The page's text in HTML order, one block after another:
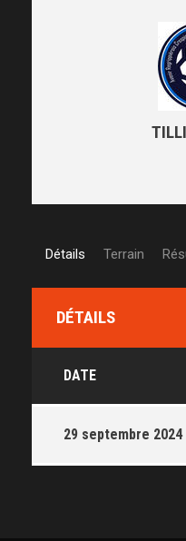
Détails Terrain
DÉTAILS
DATE
29 septembre 2024